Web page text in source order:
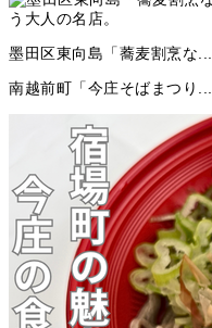
墨田区東向島「蕎麦割烹な...
南越前町「今庄そばまつり...